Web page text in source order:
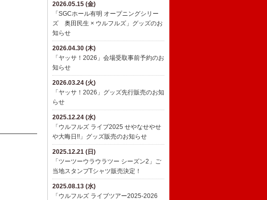
2026.05.15 (金)
「SGCホール有明 オープニングシリー
ズ 奥田民生 × ウルフルズ」グッズのお
知らせ
2026.04.30 (木)
「ヤッサ！2026」会場受取事前予約のお
知らせ
2026.03.24 (火)
「ヤッサ！2026」グッズ先行販売のお知
らせ
2025.12.24 (水)
​「ウルフルズ ライブ2025 せやなせやせ
や大晦日!!」グッズ販売のお知らせ
2025.12.21 (日)
「ツーツーウラウラツー シーズン2」ご
当地スタンプTシャツ販売決定！
2025.08.13 (水)
「ウルフルズ ライブツアー2025-2026